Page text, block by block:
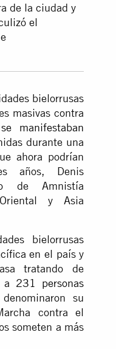
de la ciudad y
el
bielorrusas
masivas contra
manifestaban
durante una
ahora podrían
años, Denis
de Amnistía
y Asia
bielorrusas
en el país y
tratando de
a 231 personas
su
contra el
someten a más